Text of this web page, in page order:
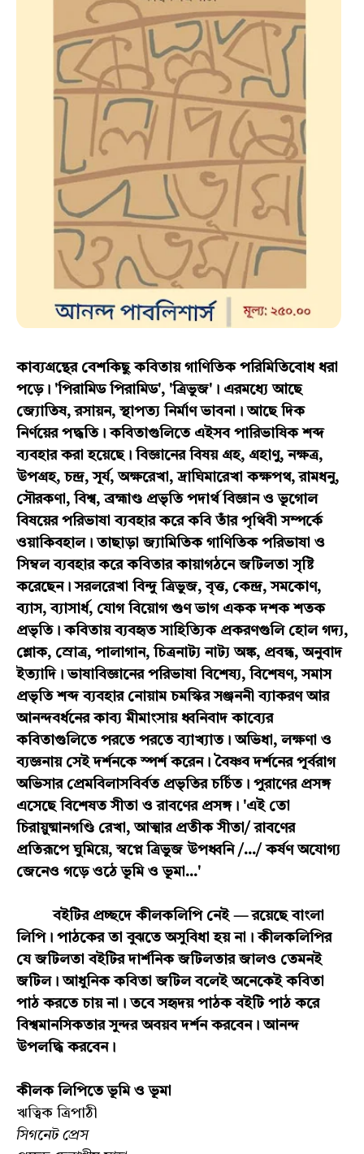
কাব্যগ্রন্থের বেশকিছু কবিতায় গাণিতিক পরিমিতিবোধ ধরা
পড়ে। 'পিরামিড পিরামিড', 'ত্রিভুজ'। এরমধ্যে আছে
জ্যোতিষ, রসায়ন, স্থাপত্য নির্মাণ ভাবনা। আছে দিক
নির্ণয়ের পদ্ধতি। কবিতাগুলিতে এইসব পারিভাষিক শব্দ
ব্যবহার করা হয়েছে। বিজ্ঞানের বিষয় গ্রহ, গ্রহাণু, নক্ষত্র,
উপগ্রহ, চন্দ্র, সূর্য, অক্ষরেখা, দ্রাঘিমারেখা কক্ষপথ, রামধনু,
সৌরকণা, বিশ্ব, ব্রহ্মাণ্ড প্রভৃতি পদার্থ বিজ্ঞান ও ভূগোল
বিষয়ের পরিভাষা ব্যবহার করে কবি তাঁর পৃথিবী সম্পর্কে
ওয়াকিবহাল। তাছাড়া জ্যামিতিক গাণিতিক পরিভাষা ও
সিম্বল ব্যবহার করে কবিতার কায়াগঠনে জটিলতা সৃষ্টি
করেছেন। সরলরেখা বিন্দু ত্রিভুজ, বৃত্ত, কেন্দ্র, সমকোণ,
ব্যাস, ব্যাসার্ধ, যোগ বিয়োগ গুণ ভাগ একক দশক শতক
প্রভৃতি। কবিতায় ব্যবহৃত সাহিত্যিক প্রকরণগুলি হোল গদ্য,
শ্লোক, স্রোত্র, পালাগান, চিত্রনাট্য নাট্য অঙ্ক, প্রবন্ধ, অনুবাদ
ইত্যাদি। ভাষাবিজ্ঞানের পরিভাষা বিশেষ্য, বিশেষণ, সমাস
প্রভৃতি শব্দ ব্যবহার নোয়াম চমস্কির সঞ্জননী ব্যাকরণ আর
আনন্দবর্ধনের কাব্য মীমাংসায় ধ্বনিবাদ কাব্যের
কবিতাগুলিতে পরতে পরতে ব্যাখ্যাত। অভিধা, লক্ষণা ও
ব্যজ্ঞনায় সেই দর্শনকে স্পর্শ করেন। বৈষ্ণব দর্শনের পূর্বরাগ
অভিসার প্রেমবিলাসবির্বত প্রভৃতির চর্চিত। পুরাণের প্রসঙ্গ
এসেছে বিশেষত সীতা ও রাবণের প্রসঙ্গ। 'এই তো
চিরায়ুষ্মানগণ্ডি রেখা, আত্মার প্রতীক সীতা/ রাবণের
প্রতিরূপে ঘুমিয়ে, স্বপ্নে ত্রিভুজ উপধ্বনি /.../ কর্ষণ অযোগ্য
জেনেও গড়ে ওঠে ভূমি ও ভূমা...'
বইটির প্রচ্ছদে কীলকলিপি নেই — রয়েছে বাংলা
লিপি। পাঠকের তা বুঝতে অসুবিধা হয় না। কীলকলিপির
যে জটিলতা বইটির দার্শনিক জটিলতার জালও তেমনই
জটিল। আধুনিক কবিতা জটিল বলেই অনেকেই কবিতা
পাঠ করতে চায় না। তবে সহৃদয় পাঠক বইটি পাঠ করে
বিশ্বমানসিকতার সুন্দর অবয়ব দর্শন করবেন। আনন্দ
উপলদ্ধি করবেন।
কীলক লিপিতে ভূমি ও ভূমা
ঋত্বিক ত্রিপাঠী
সিগনেট প্রেস